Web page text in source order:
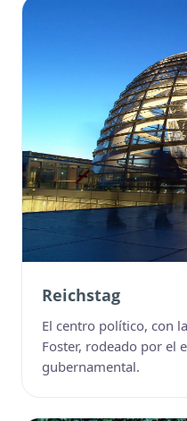
Reichstag
El centro político, con
Foster, rodeado por el
gubernamental.